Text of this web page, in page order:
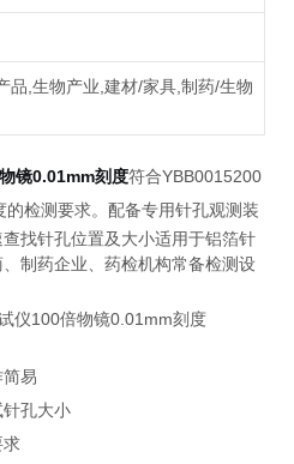
品,生物产业,建材/家具,制药/生物
镜0.01mm刻度符合YBB0015200
检测要求。
配备专用针孔观测装
找针孔位置及大小适用于铝箔针
制药企业、药检机构常备检测设
易
孔大小
求